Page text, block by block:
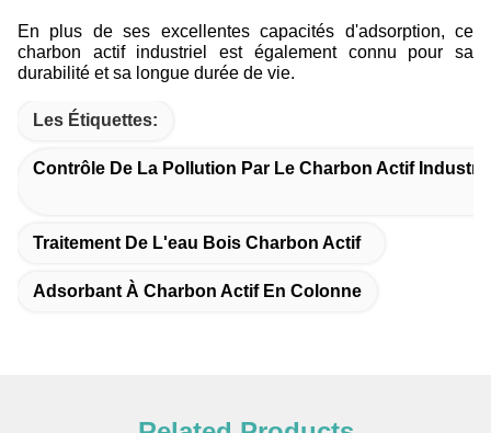
En plus de ses excellentes capacités d'adsorption, ce
charbon actif industriel est également connu pour sa
durabilité et sa longue durée de vie.
Les Étiquettes:
Contrôle De La Pollution Par Le Charbon Actif
Traitement De L'eau Bois Charbon Actif
Adsorbant À Charbon Actif En Colonne